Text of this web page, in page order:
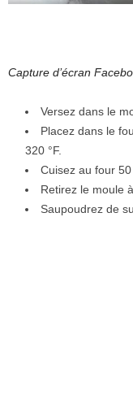
Capture d’écran
Versez dans le
Placez dans le
320 °F.
Cuisez au four
Retirez le moule
Saupoudrez de